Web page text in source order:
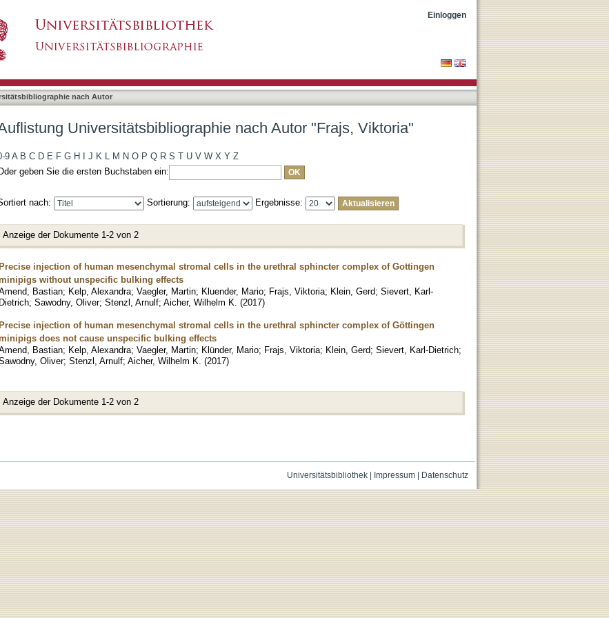
Einloggen
nach Autor
Universitätsbibliographie nach Autor "Frajs, Viktoria"
9A B C D E F G H J K L M N O P Q R S T U V W X Y Z
geben Sie die ersten Buchstaben ein:
nach: Sortierung: Ergebnisse:
Anzeige der Dokumente 1-2 von 2
injection of human mesenchymal stromal cells in the urethral sphincter complex of Gottingen
without unspecific bulking effects
Bastian; Kelp, Alexandra; Vaegler, Martin; Kluender, Mario; Frajs, Viktoria; Klein, Gerd; Sievert, Karl-
Dietrich; Sawodny, Oliver; Stenzl, Arnulf; Aicher, Wilhelm K. (2017)
injection of human mesenchymal stromal cells in the urethral sphincter complex of Göttingen
does not cause unspecific bulking effects
Bastian; Kelp, Alexandra; Vaegler, Martin; Klünder, Mario; Frajs, Viktoria; Klein, Gerd; Sievert, Karl-Dietrich;
Oliver; Stenzl, Arnulf; Aicher, Wilhelm K. (2017)
Anzeige der Dokumente 1-2 von 2
Universitätsbibliothek| Impressum| Datenschutz